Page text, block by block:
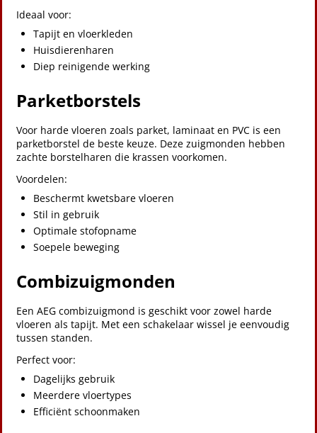
Ideaal voor:
Tapijt en vloerkleden
Huisdierenharen
Diep reinigende werking
Parketborstels
Voor harde vloeren zoals parket, laminaat en PVC is een
parketborstel de beste keuze. Deze zuigmonden hebben
zachte borstelharen die krassen voorkomen.
Voordelen:
Beschermt kwetsbare vloeren
Stil in gebruik
Optimale stofopname
Soepele beweging
Combizuigmonden
Een AEG combizuigmond is geschikt voor zowel harde
vloeren als tapijt. Met een schakelaar wissel je eenvoudig
tussen standen.
Perfect voor:
Dagelijks gebruik
Meerdere vloertypes
Efficiënt schoonmaken